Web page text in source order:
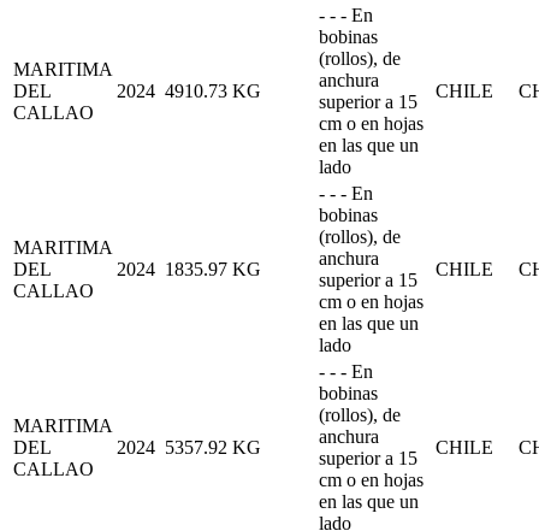
MARITIMA
DEL
CALLAO
2024 4910.73 KG
- - - En
bobinas
(rollos), de
anchura
superior a 15
cm o en hojas
en las que un
lado
CHILE
MARITIMA
DEL
CALLAO
2024 1835.97 KG
- - - En
bobinas
(rollos), de
anchura
superior a 15
cm o en hojas
en las que un
lado
CHILE
MARITIMA
DEL
CALLAO
2024 5357.92 KG
- - - En
bobinas
(rollos), de
anchura
superior a 15
cm o en hojas
en las que un
lado
CHILE